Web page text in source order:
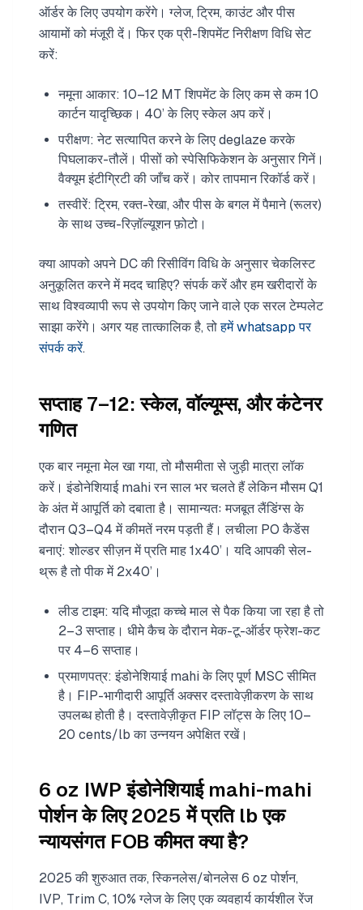
ऑर्डर के लिए उपयोग करेंगे। ग्लेज, ट्रिम, काउंट और पीस
आयामों को मंजूरी दें। फिर एक प्री-शिपमेंट निरीक्षण विधि सेट
करें:
नमूना आकार: 10–12 MT शिपमेंट के लिए कम से कम 10
कार्टन यादृच्छिक। 40’ के लिए स्केल अप करें।
परीक्षण: नेट सत्यापित करने के लिए deglaze करके
पिघलाकर-तौलें। पीसों को स्पेसिफिकेशन के अनुसार गिनें।
वैक्यूम इंटीग्रिटी की जाँच करें। कोर तापमान रिकॉर्ड करें।
तस्वीरें: ट्रिम, रक्त-रेखा, और पीस के बगल में पैमाने (रूलर)
के साथ उच्च-रिज़ॉल्यूशन फ़ोटो।
क्या आपको अपने DC की रिसीविंग विधि के अनुसार चेकलिस्ट
अनुकूलित करने में मदद चाहिए? संपर्क करें और हम खरीदारों के
साथ विश्वव्यापी रूप से उपयोग किए जाने वाले एक सरल टेम्पलेट
साझा करेंगे। अगर यह तात्कालिक है, तोहमें whatsapp पर
संपर्क करें.
सप्ताह 7–12: स्केल, वॉल्यूम्स, और कंटेनर
गणित
एक बार नमूना मेल खा गया, तो मौसमीता से जुड़ी मात्रा लॉक
करें। इंडोनेशियाई mahi रन साल भर चलते हैं लेकिन मौसम Q1
के अंत में आपूर्ति को दबाता है। सामान्यतः मजबूत लैंडिंग्स के
दौरान Q3–Q4 में कीमतें नरम पड़ती हैं। लचीला PO कैडेंस
बनाएं: शोल्डर सीज़न में प्रति माह 1x40’। यदि आपकी सेल-
थ्रू है तो पीक में 2x40’।
लीड टाइम: यदि मौजूदा कच्चे माल से पैक किया जा रहा है तो
2–3 सप्ताह। धीमे कैच के दौरान मेक-टू-ऑर्डर फ्रेश-कट
पर 4–6 सप्ताह।
प्रमाणपत्र: इंडोनेशियाई mahi के लिए पूर्ण MSC सीमित
है। FIP-भागीदारी आपूर्ति अक्सर दस्तावेज़ीकरण के साथ
उपलब्ध होती है। दस्तावेज़ीकृत FIP लॉट्स के लिए 10–
20 cents/lb का उन्नयन अपेक्षित रखें।
6 oz IWP इंडोनेशियाई mahi-mahi
पोर्शन के लिए 2025 में प्रति lb एक
न्यायसंगत FOB कीमत क्या है?
2025 की शुरुआत तक, स्किनलेस/बोनलेस 6 oz पोर्शन,
IVP, Trim C, 10% ग्लेज के लिए एक व्यवहार्य कार्यशील रेंज